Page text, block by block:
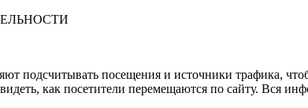
подсчитывать посещения и источники трафика,
как посетители перемещаются по сайту. Вся